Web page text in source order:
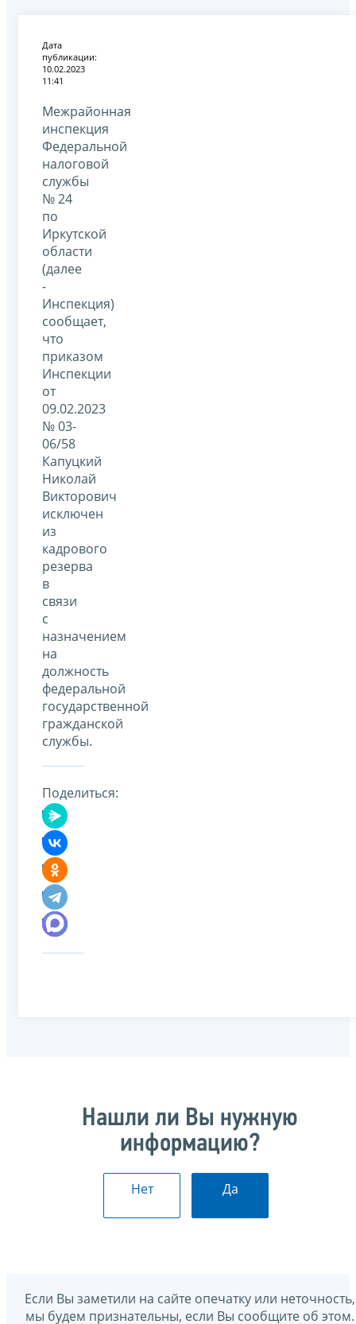
Дата
публикации:
10.02.2023
11:41
Межрайонная
инспекция
Федеральной
налоговой
службы
№ 24
по
Иркутской
области
(далее
-
Инспекция)
сообщает,
что
приказом
Инспекции
от
09.02.2023
№ 03-
06/58
Капуцкий
Николай
Викторович
исключен
из
кадрового
резерва
в
связи
с
назначением
на
должность
федеральной
государственной
гражданской
службы.
Поделиться:
Нашли ли Вы нужную
информацию?
Нет Да
Если Вы заметили на сайте опечатку или неточность,
мы будем признательны, если Вы сообщите об этом.